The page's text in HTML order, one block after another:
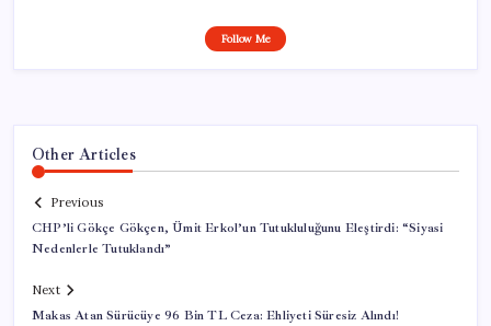
Follow Me
Other Articles
Previous
CHP’li Gökçe Gökçen, Ümit Erkol’un Tutukluluğunu Eleştirdi: “Siyasi
Nedenlerle Tutuklandı”
Next
Makas Atan Sürücüye 96 Bin TL Ceza: Ehliyeti Süresiz Alındı!